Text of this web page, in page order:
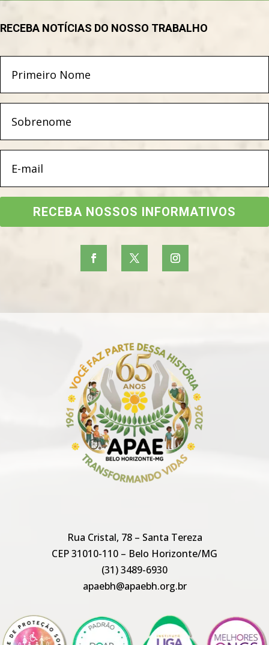
RECEBA NOTÍCIAS DO NOSSO TRABALHO
RECEBA NOSSOS INFORMATIVOS
Rua Cristal, 78 – Santa Tereza
CEP 31010-110 – Belo Horizonte/MG
(31) 3489-6930
apaebh@apaebh.org.br